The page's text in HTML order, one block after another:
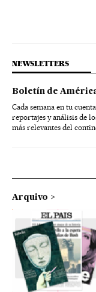
NEWSLETTERS
Boletín de
Cada semana en tu
reportajes y análisis de
más relevantes del
Arquivo